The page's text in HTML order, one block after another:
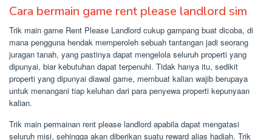
Cara bermain game rent please landlord sim
Trik main game Rent Please Landlord cukup gampang buat dicoba, di
mana pengguna hendak memperoleh sebuah tantangan jadi seorang
juragan tanah, yang pastinya dapat mengelola seluruh properti yang
dipunyai, biar kebutuhan dapat terpenuhi. Tidak hanya itu, sedikit
properti yang dipunyai diawal game, membuat kalian wajib berupaya
untuk menangani tiap keluhan dari para penyewa properti kepunyaan
kalian.
Trik main permainan rent please landlord apabila dapat mengatasi
seluruh misi, sehingga akan diberikan suatu reward alias hadiah. Trik